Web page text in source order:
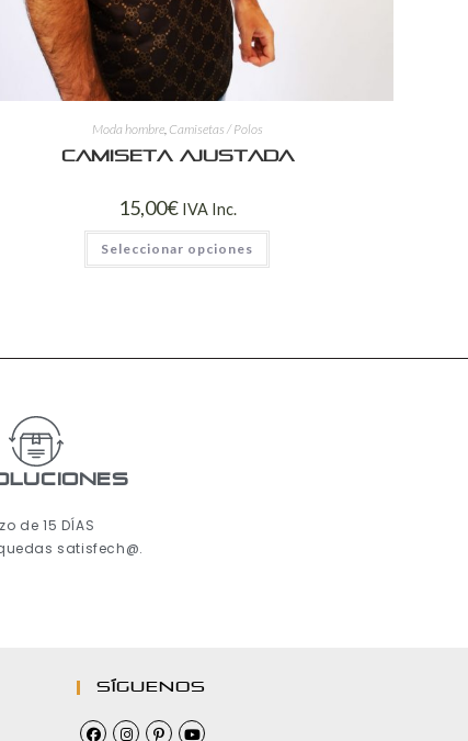
Moda hombre, Camisetas / Polos
Camiseta ajustada
15,00€ IVA Inc.
Seleccionar opciones
de 15 DÍAS
satisfech@.
Síguenos